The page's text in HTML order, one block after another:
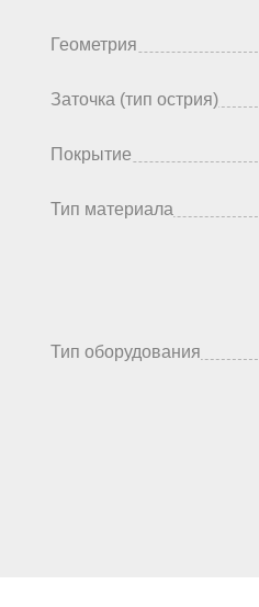
Геометрия
Заточка (тип острия)
Покрытие
Тип материала
Тип оборудования